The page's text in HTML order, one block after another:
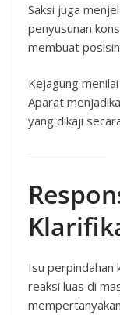
Saksi juga
penyusunan
membuat
Kejagung
Aparat
yang dikaji
Isu perpindahan
reaksi luas di